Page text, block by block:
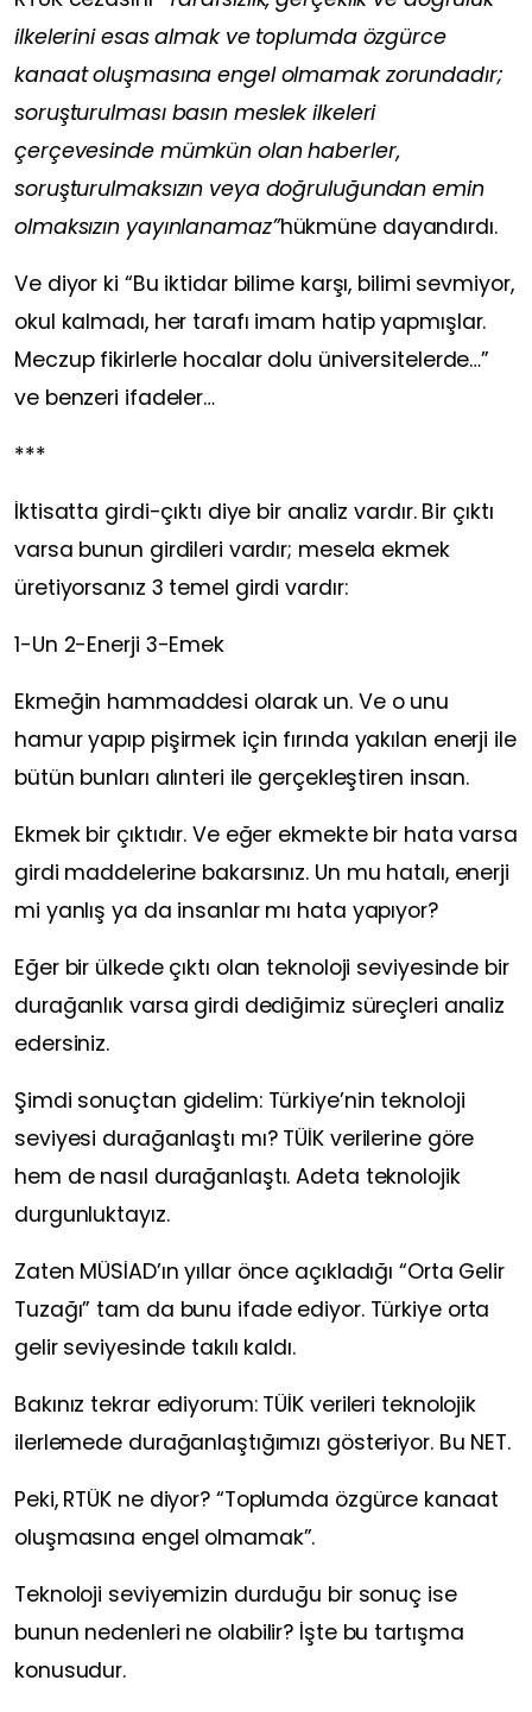
ilkelerini esas almak ve toplumda özgürce
kanaat oluşmasına engel olmamak zorundadır;
soruşturulması basın meslek ilkeleri
çerçevesinde mümkün olan haberler,
soruşturulmaksızın veya doğruluğundan emin
olmaksızın yayınlanamaz”hükmüne dayandırdı.
Ve diyor ki “Bu iktidar bilime karşı, bilimi sevmiyor,
okul kalmadı, her tarafı imam hatip yapmışlar.
Meczup fikirlerle hocalar dolu üniversitelerde…”
ve benzeri ifadeler…
***
İktisatta girdi-çıktı diye bir analiz vardır. Bir çıktı
varsa bunun girdileri vardır; mesela ekmek
üretiyorsanız 3 temel girdi vardır:
1-Un 2-Enerji 3-Emek
Ekmeğin hammaddesi olarak un. Ve o unu
hamur yapıp pişirmek için fırında yakılan enerji ile
bütün bunları alınteri ile gerçekleştiren insan.
Ekmek bir çıktıdır. Ve eğer ekmekte bir hata varsa
girdi maddelerine bakarsınız. Un mu hatalı, enerji
mi yanlış ya da insanlar mı hata yapıyor?
Eğer bir ülkede çıktı olan teknoloji seviyesinde bir
durağanlık varsa girdi dediğimiz süreçleri analiz
edersiniz.
Şimdi sonuçtan gidelim: Türkiye’nin teknoloji
seviyesi durağanlaştı mı? TÜİK verilerine göre
hem de nasıl durağanlaştı. Adeta teknolojik
durgunluktayız.
Zaten MÜSİAD’ın yıllar önce açıkladığı “Orta Gelir
Tuzağı” tam da bunu ifade ediyor. Türkiye orta
gelir seviyesinde takılı kaldı.
Bakınız tekrar ediyorum: TÜİK verileri teknolojik
ilerlemede durağanlaştığımızı gösteriyor. Bu NET.
Peki, RTÜK ne diyor? “Toplumda özgürce kanaat
oluşmasına engel olmamak”.
Teknoloji seviyemizin durduğu bir sonuç ise
bunun nedenleri ne olabilir? İşte bu tartışma
konusudur.